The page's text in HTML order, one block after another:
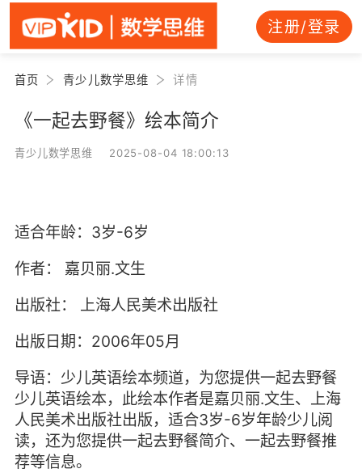
注册/登录
首页 青少儿数学思维 详情
《一起去野餐》绘本简介
青少儿数学思维 2025-08-04 18:00:13
适合年龄：3岁-6岁
作者：
嘉贝丽.文生
出版社：
上海人民美术出版社
出版日期：2006年05月
导语：少儿英语绘本频道，为您提供一起去野餐
少儿英语绘本，此绘本作者是嘉贝丽.文生、上海
人民美术出版社出版，适合3岁-6岁年龄少儿阅
读，还为您提供一起去野餐简介、一起去野餐推
荐等信息。